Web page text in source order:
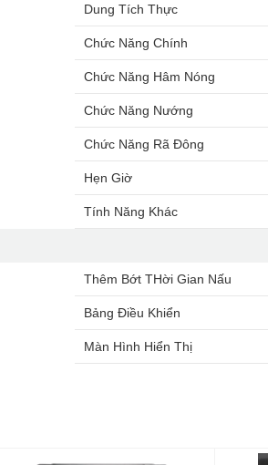
Dung Tích Thực
Chức Năng Chính
Chức Năng Hâm Nóng
Chức Năng Nướng
Chức Năng Rã Đông
Hẹn Giờ
Tính Năng Khác
Thêm Bớt THời Gian Nấu
Bảng Điều Khiển
Màn Hình Hiển Thị